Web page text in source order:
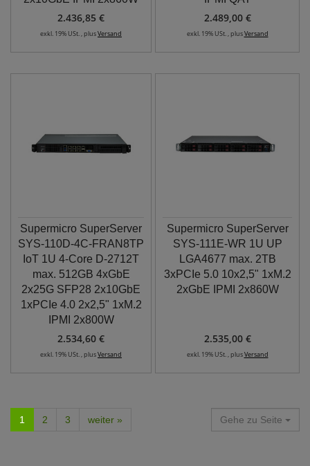
2.436,85 €
exkl. 19% USt. , plusVersand
2.489,00 €
exkl. 19% USt. , plusVersand
Supermicro SuperServer
SYS-110D-4C-FRAN8TP
IoT 1U 4-Core D-2712T
max. 512GB 4xGbE
2x25G SFP28 2x10GbE
1xPCIe 4.0 2x2,5" 1xM.2
IPMI 2x800W
2.534,60 €
exkl. 19% USt. , plusVersand
Supermicro SuperServer
SYS-111E-WR 1U UP
LGA4677 max. 2TB
3xPCIe 5.0 10x2,5" 1xM.2
2xGbE IPMI 2x860W
2.535,00 €
exkl. 19% USt. , plusVersand
1 2 3 weiter » Gehe zu Seite